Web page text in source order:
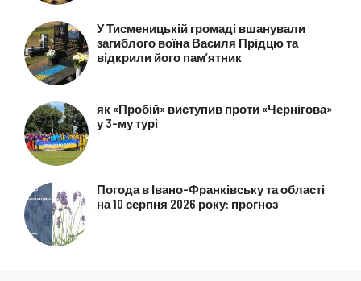
У Тисменицькій громаді вшанували
загиблого воїна Василя Прідцю та
відкрили його пам’ятник
як «Пробій» виступив проти «Чернігова»
у 3-му турі
Погода в Івано-Франківську та області
на 10 серпня 2026 року: прогноз